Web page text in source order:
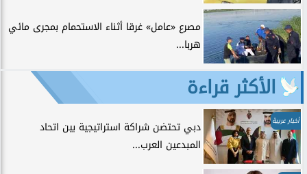
مصرع «عامل» غرقا أثناء الاستحمام بمجرى مائي
هربا...
الأكثر قراءة
أخبار عربية
دبي تحتضن شراكة استراتيجية بين اتحاد
المبدعين العرب...